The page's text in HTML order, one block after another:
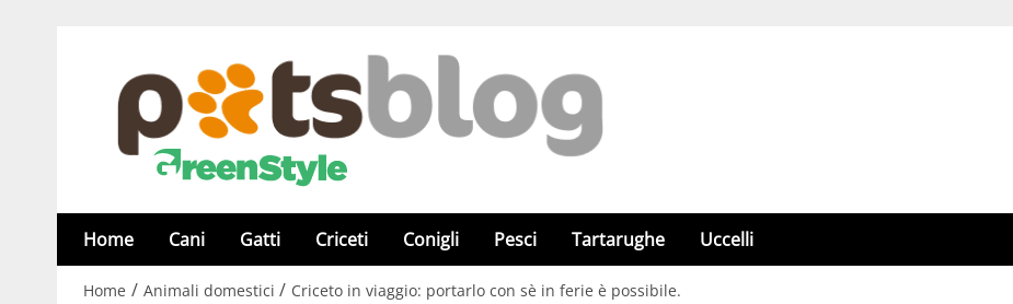
Home Cani Gatti Criceti Conigli Pesci Tartarughe Uccelli
Home / Animali domestici / Criceto in viaggio: portarlo con sè in ferie è possibile.